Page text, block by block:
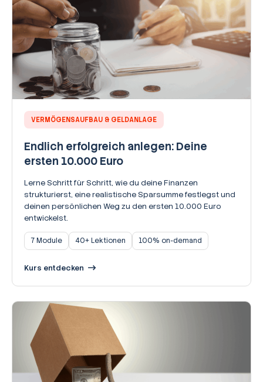
VERMÖGENSAUFBAU & GELDANLAGE
Endlich erfolgreich anlegen: Deine
ersten 10.000 Euro
Lerne Schritt für Schritt, wie du deine Finanzen
strukturierst, eine realistische Sparsumme festlegst und
deinen persönlichen Weg zu den ersten 10.000 Euro
entwickelst.
7 Module 40+ Lektionen 100% on-demand
Kurs entdecken